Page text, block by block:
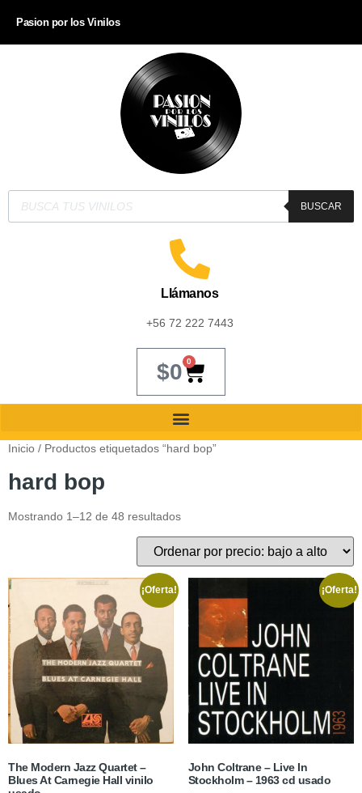
Pasion por los Vinilos
BUSCAR
Llámanos
+56 72 222 7443
$0 0
Inicio / Productos etiquetados “hard bop”
hard bop
Mostrando 1–12 de 48 resultados
¡Oferta!
The Modern Jazz Quartet –
Blues At Carnegie Hall vinilo
¡Oferta!
John Coltrane – Live In
Stockholm – 1963 cd usado